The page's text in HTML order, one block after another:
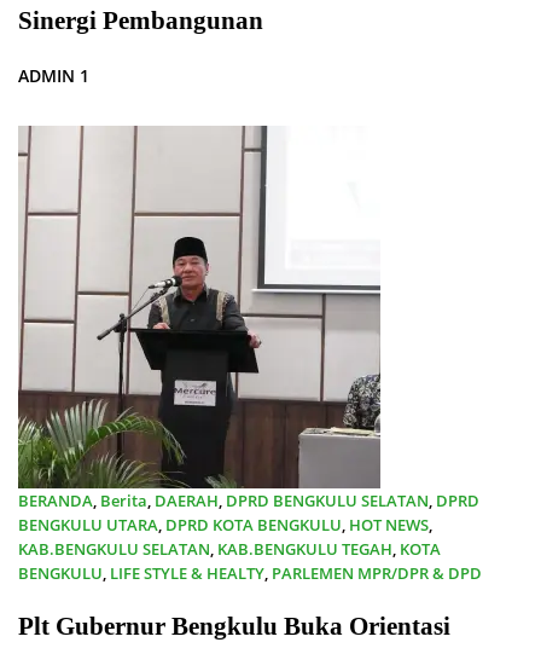
Sinergi Pembangunan
ADMIN 1
BERANDA, Berita, DAERAH, DPRD BENGKULU SELATAN, DPRD
BENGKULU UTARA, DPRD KOTA BENGKULU, HOT NEWS,
KAB.BENGKULU SELATAN, KAB.BENGKULU TEGAH, KOTA
BENGKULU, LIFE STYLE & HEALTY, PARLEMEN MPR/DPR & DPD
Plt Gubernur Bengkulu Buka Orientasi